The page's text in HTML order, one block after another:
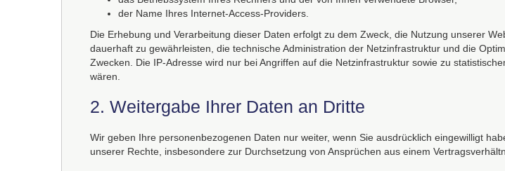
der Name Ihres Internet-Access-Providers.
Die Erhebung und Verarbeitung dieser Daten erfolgt zu dem Zweck, die Nutzung unserer
dauerhaft zu gewährleisten, die technische Administration der Netzinfrastruktur und die
Zwecken. Die IP-Adresse wird nur bei Angriffen auf die Netzinfrastruktur sowie zu
wären.
2. Weitergabe Ihrer Daten an Dritte
Wir geben Ihre personenbezogenen Daten nur weiter, wenn Sie ausdrücklich eingewilligt
unserer Rechte, insbesondere zur Durchsetzung von Ansprüchen aus einem